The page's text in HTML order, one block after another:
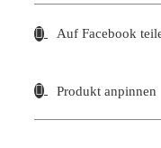
Auf Facebook
Produkt anpinnen